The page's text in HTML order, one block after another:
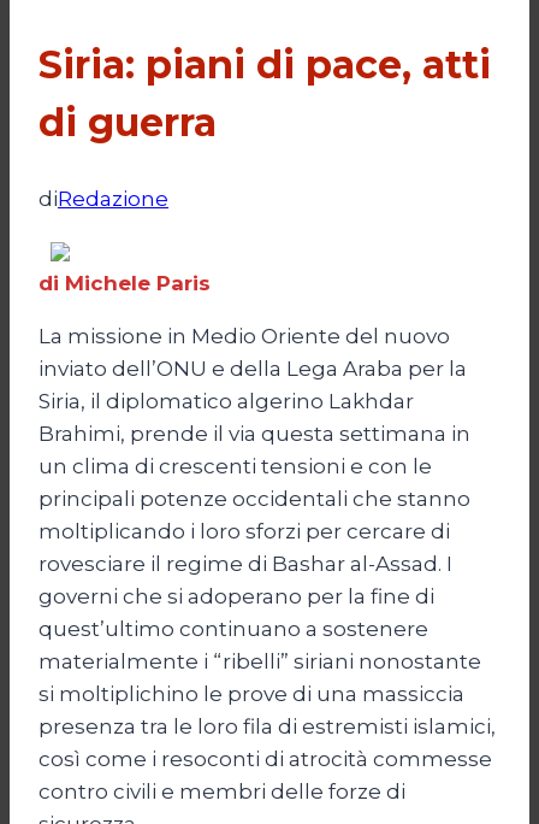
Siria: piani di pace, atti
di guerra
diRedazione
di Michele Paris
La missione in Medio Oriente del nuovo
inviato dell’ONU e della Lega Araba per la
Siria, il diplomatico algerino Lakhdar
Brahimi, prende il via questa settimana in
un clima di crescenti tensioni e con le
principali potenze occidentali che stanno
moltiplicando i loro sforzi per cercare di
rovesciare il regime di Bashar al-Assad. I
governi che si adoperano per la fine di
quest’ultimo continuano a sostenere
materialmente i “ribelli” siriani nonostante
si moltiplichino le prove di una massiccia
presenza tra le loro fila di estremisti islamici,
così come i resoconti di atrocità commesse
contro civili e membri delle forze di